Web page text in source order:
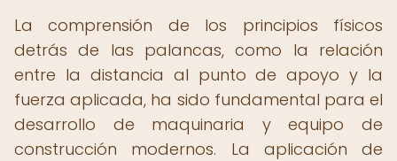
La comprensión de los principios físicos
detrás de las palancas, como la relación
entre la distancia al punto de apoyo y la
fuerza aplicada, ha sido fundamental para el
desarrollo de maquinaria y equipo de
construcción modernos. La aplicación de